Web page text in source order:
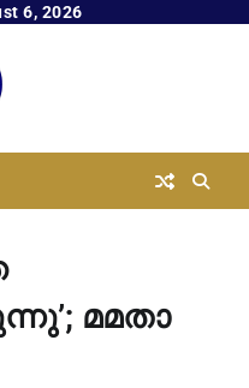
6, 2026
മമതാ